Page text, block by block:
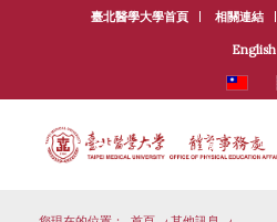
臺北醫學大學首頁 相關連結
English